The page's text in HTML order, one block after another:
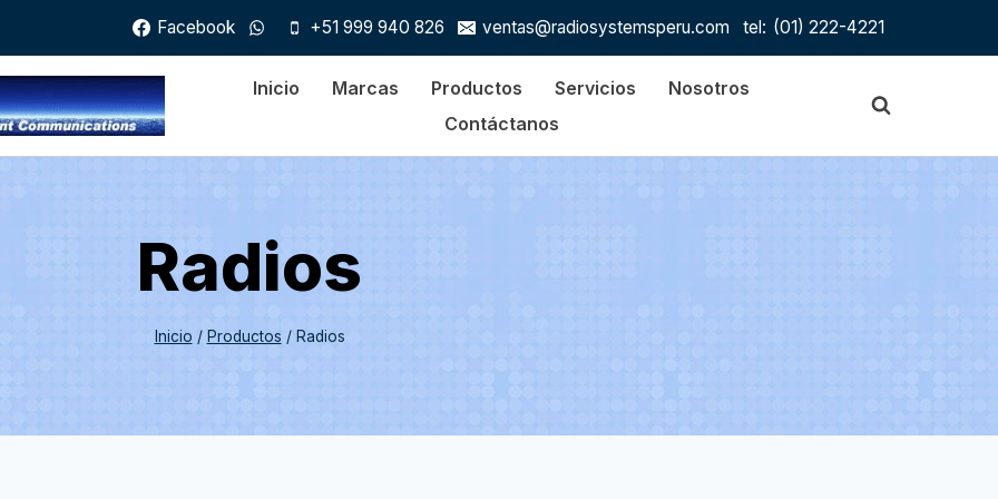
Facebook +51 999 940 826 ventas@radiosystemsperu.com tel: (01) 222-4221
Inicio Marcas Productos Servicios
Nosotros
Contáctanos
Radios
Inicio / Productos / Radios